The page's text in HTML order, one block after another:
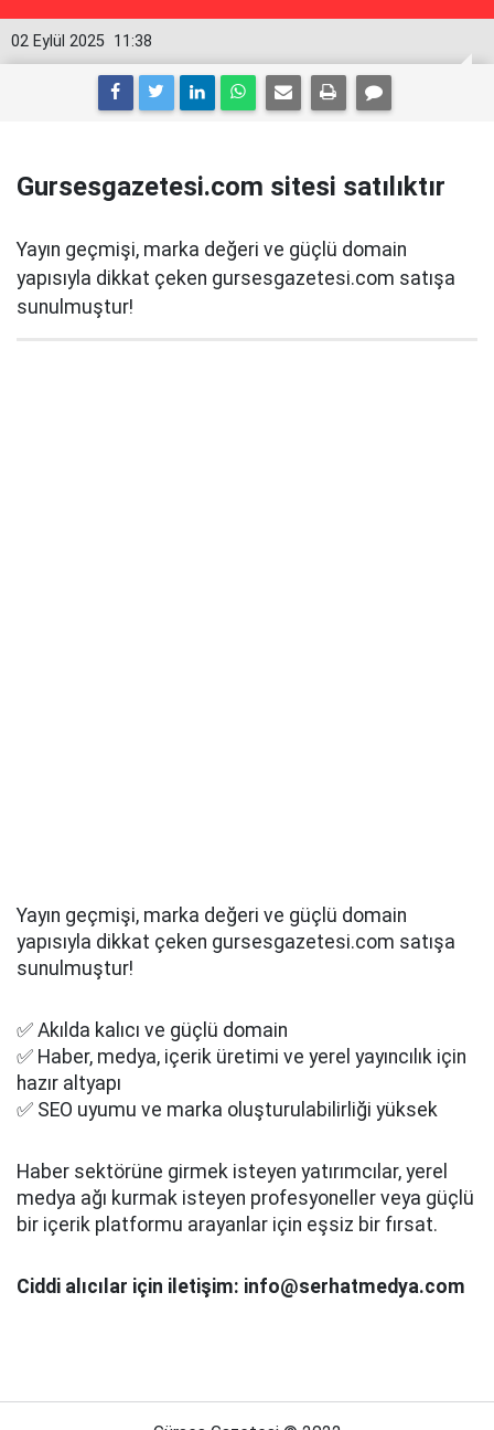
11:38
02 Eylül 2025
Gursesgazetesi.com sitesi satılıktır
Yayın geçmişi, marka değeri ve güçlü domain
yapısıyla dikkat çeken gursesgazetesi.com satışa
sunulmuştur!
Yayın geçmişi, marka değeri ve güçlü domain
yapısıyla dikkat çeken gursesgazetesi.com satışa
sunulmuştur!
✅ Akılda kalıcı ve güçlü domain
✅ Haber, medya, içerik üretimi ve yerel yayıncılık için
hazır altyapı
✅ SEO uyumu ve marka oluşturulabilirliği yüksek
Haber sektörüne girmek isteyen yatırımcılar, yerel
medya ağı kurmak isteyen profesyoneller veya güçlü
bir içerik platformu arayanlar için eşsiz bir fırsat.
Ciddi alıcılar için iletişim: info@serhatmedya.com